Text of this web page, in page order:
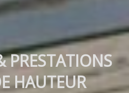
PRESTATIONS
HAUTEUR